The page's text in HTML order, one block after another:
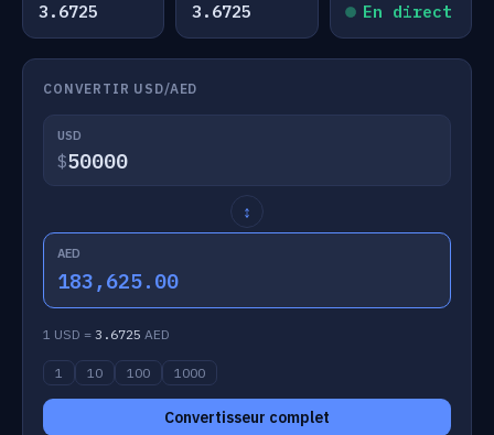
3.6725 3.6725 En direct
CONVERTIR USD/AED
USD
$
↕
AED
183,625.00
1 USD = 3.6725 AED
1 10 100 1000
Convertisseur complet